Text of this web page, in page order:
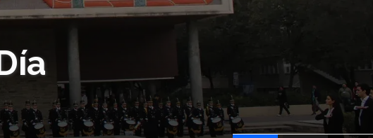
X
Facebook